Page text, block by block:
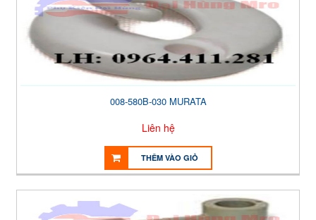
008-580B-030 MURATA
Liên hệ
THÊM VÀO GIỎ